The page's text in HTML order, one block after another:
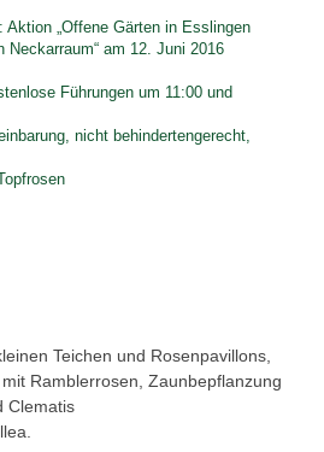
Aktion „Offene Gärten in Esslingen
Neckarraum“ am 12. Juni 2016
Führungen um 11:00 und
nicht behindertengerecht,
Teichen und Rosenpavillons,
Ramblerrosen, Zaunbepflanzung
Clematis